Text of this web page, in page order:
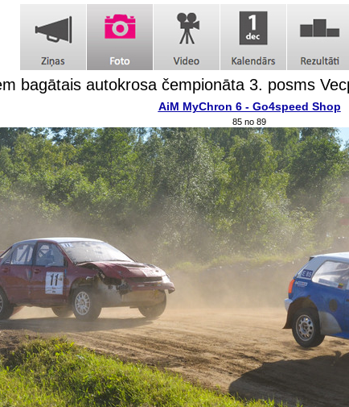
bagātais autokrosa čempionāta 3. posms
AiM MyChron 6 - Go4speed Shop
85 no 89